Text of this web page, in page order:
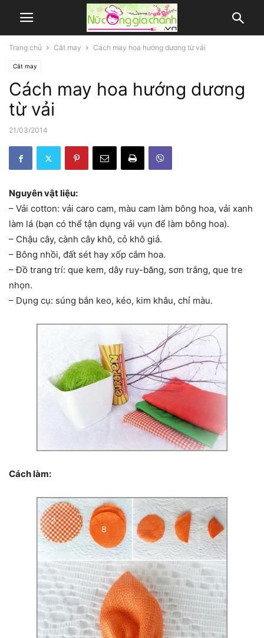
Trang chủ Cắt may Cách may hoa hướng dương từ vải
Cắt may
Cách may hoa hướng dương
từ vải
21/03/2014
Nguyên vật liệu:
– Vải cotton: vải caro cam, màu cam làm bông hoa, vải xanh
làm lá (bạn có thể tận dụng vải vụn để làm bông hoa).
– Chậu cây, cành cây khô, cỏ khô giả.
– Bông nhồi, đất sét hay xốp cắm hoa.
– Đồ trang trí: que kem, dây ruy-băng, sơn trắng, que tre
nhọn.
– Dụng cụ: súng bắn keo, kéo, kim khâu, chỉ màu.
Cách làm: